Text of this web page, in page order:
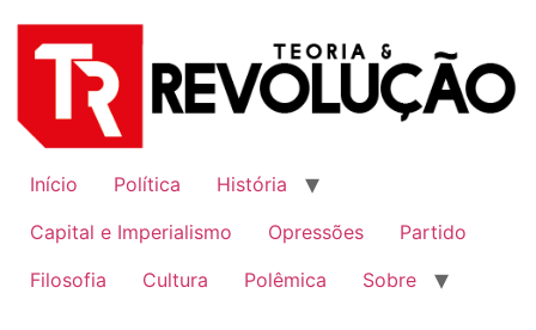
para
Início Política
História
Capital e Imperialismo
Opressões
Partido
Filosofia
Cultura Polêmica Sobre